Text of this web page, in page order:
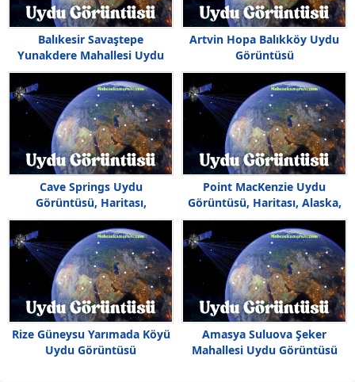
Balıkesir Savaştepe
Yunakdere Mahallesi Uydu
Görüntüsü
Artvin Hopa Balıkköy Uydu
Görüntüsü
Cave Springs Uydu
Görüntüsü, Haritası,
Arkansas, Amerika
Point MacKenzie Uydu
Görüntüsü, Haritası, Alaska,
Amerika
Rize Güneysu Yarımada Köyü
Uydu Görüntüsü
Amasya Suluova Şeker
Mahallesi Uydu Görüntüsü